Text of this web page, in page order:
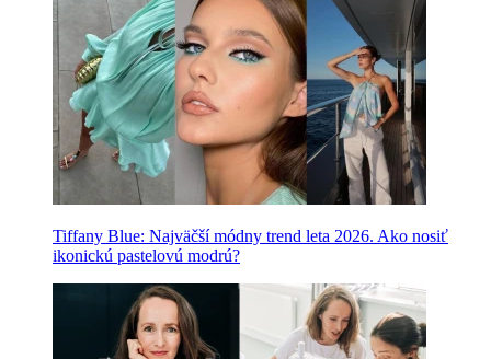
Tiffany Blue: Najväčší módny trend leta 2026. Ako nosiť
ikonickú pastelovú modrú?